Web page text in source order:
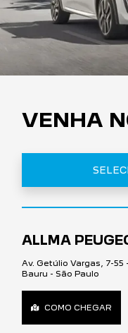
VENHA
ALLMA
Av. Getúlio Vargas, 7-55
Bauru - São Paulo
COMO CHEGAR